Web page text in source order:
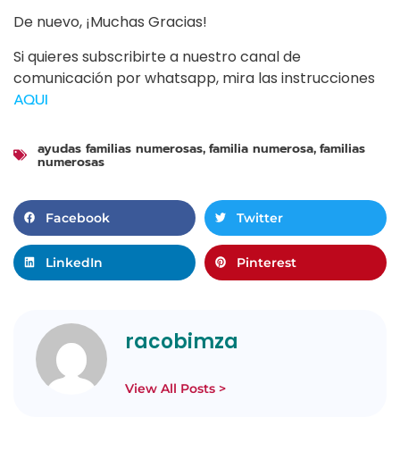
De nuevo, ¡Muchas Gracias!
Si quieres subscribirte a nuestro canal de
comunicación por whatsapp, mira las instrucciones
AQUI
ayudas familias numerosas, familia numerosa, familias
numerosas
Facebook Twitter
LinkedIn Pinterest
racobimza
View All Posts >